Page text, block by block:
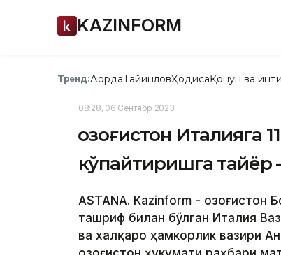
KAZINFORM
Тренд:АқордаТайинловҲодисаҚонун ва
08:28, 06 Сентябр 2023
Қозоғистон Италияга
кўпайтиришга тайёр
ASTANА. Кazinform - Қозоғистон
ташриф билан бўлган Италия
ва халқаро ҳамкорлик вазири